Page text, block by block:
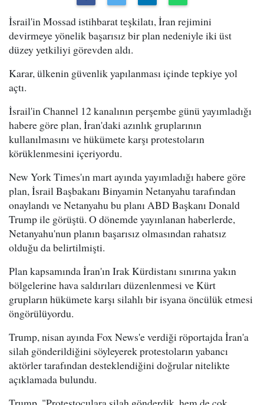
İsrail'in Mossad istihbarat teşkilatı, İran rejimini
devirmeye yönelik başarısız bir plan nedeniyle iki üst
düzey yetkiliyi görevden aldı.
Karar, ülkenin güvenlik yapılanması içinde tepkiye yol
açtı.
İsrail'in Channel 12 kanalının perşembe günü yayımladığı
habere göre plan, İran'daki azınlık gruplarının
kullanılmasını ve hükümete karşı protestoların
körüklenmesini içeriyordu.
New York Times'ın mart ayında yayımladığı habere göre
plan, İsrail Başbakanı Binyamin Netanyahu tarafından
onaylandı ve Netanyahu bu planı ABD Başkanı Donald
Trump ile görüştü. O dönemde yayınlanan haberlerde,
Netanyahu'nun planın başarısız olmasından rahatsız
olduğu da belirtilmişti.
Plan kapsamında İran'ın Irak Kürdistanı sınırına yakın
bölgelerine hava saldırıları düzenlenmesi ve Kürt
grupların hükümete karşı silahlı bir isyana öncülük etmesi
öngörülüyordu.
Trump, nisan ayında Fox News'e verdiği röportajda İran'a
silah gönderildiğini söyleyerek protestoların yabancı
aktörler tarafından desteklendiğini doğrular nitelikte
açıklamada bulundu.